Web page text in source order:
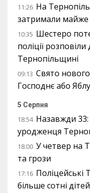
11:26 На
затримали майже
10:35 Шестеро
поліції
Тернопільщині
09:13 Свято
Господнє або
5 Серпня
18:54 Назавжди 33:
уродженця
18:00 У четвер на
та грози
17:16
більше сотні дітей